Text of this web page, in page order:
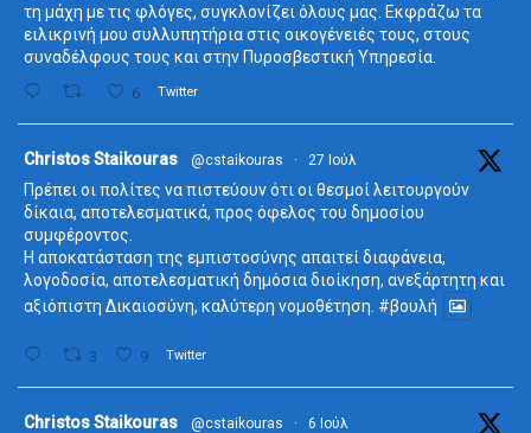
τη μάχη με τις φλόγες, συγκλονίζει όλους μας. Εκφράζω τα
ειλικρινή μου συλλυπητήρια στις οικογένειές τους, στους
συναδέλφους τους και στην Πυροσβεστική Υπηρεσία.
6 Twitter
Christos Staikouras @cstaikouras · 27 Ιούλ
Πρέπει οι πολίτες να πιστεύουν ότι οι θεσμοί λειτουργούν
δίκαια, αποτελεσματικά, προς όφελος του δημοσίου
συμφέροντος.
Η αποκατάσταση της εμπιστοσύνης απαιτεί διαφάνεια,
λογοδοσία, αποτελεσματική δημόσια διοίκηση, ανεξάρτητη και
αξιόπιστη Δικαιοσύνη, καλύτερη νομοθέτηση. #βουλή
3 9 Twitter
Christos Staikouras @cstaikouras · 6 Ιούλ